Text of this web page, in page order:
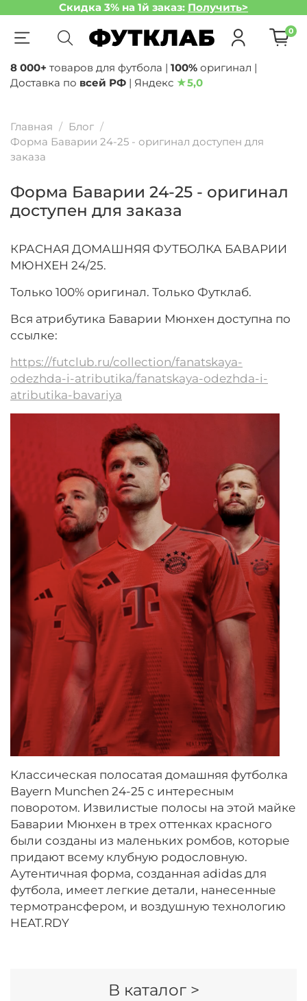
Скидка 3% на 1й заказ: Получить>
0
8 000+ товаров для футбола | 100% оригинал |
Доставка по всей РФ | Яндекс ★5,0
Главная
Блог
Форма Баварии 24-25 - оригинал доступен для
заказа
Форма Баварии 24-25 - оригинал
доступен для заказа
КРАСНАЯ ДОМАШНЯЯ ФУТБОЛКА БАВАРИИ
МЮНХЕН 24/25.
Только 100% оригинал. Только Футклаб.
Вся атрибутика Баварии Мюнхен доступна по
ссылке:
https://futclub.ru/collection/fanatskaya-
odezhda-i-atributika/fanatskaya-odezhda-i-
atributika-bavariya
Классическая полосатая домашняя футболка
Bayern Munchen 24-25 с интересным
поворотом. Извилистые полосы на этой майке
Баварии Мюнхен в трех оттенках красного
были созданы из маленьких ромбов, которые
придают всему клубную родословную.
Аутентичная форма, созданная adidas для
футбола, имеет легкие детали, нанесенные
термотрансфером, и воздушную технологию
HEAT.RDY
В каталог >